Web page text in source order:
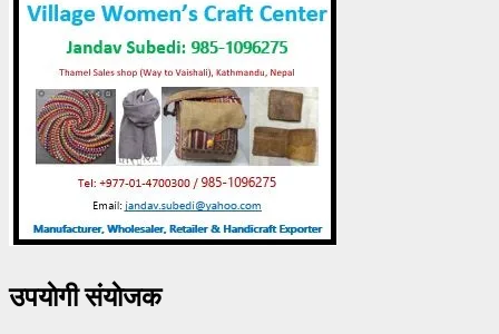
उपयाेगी संयाेजक